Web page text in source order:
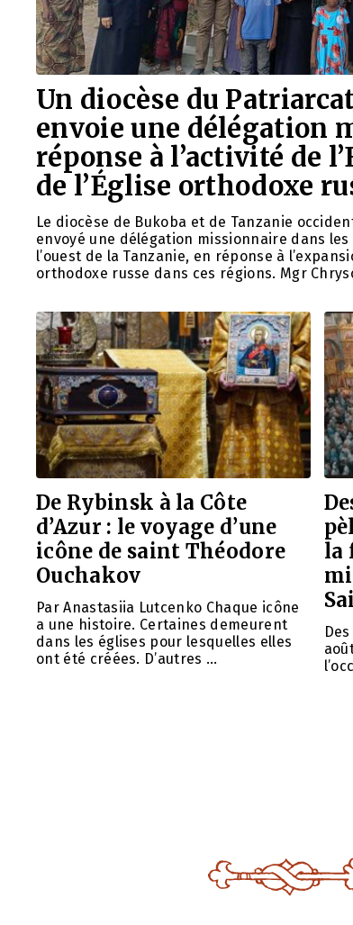
Un diocèse du
envoie une délégation
réponse à l’activité de
de l’Église orthodoxe
Le diocèse de Bukoba et de Tanzanie
envoyé une délégation missionnaire dans
l’ouest de la Tanzanie, en réponse à
orthodoxe russe dans ces régions. Mgr
De Rybinsk à la Côte
d’Azur : le voyage d’une
icône de saint Théodore
Ouchakov
Par Anastasiia Lutcenko Chaque icône
a une histoire. Certaines demeurent
dans les églises pour lesquelles elles
ont été créées. D’autres …
la